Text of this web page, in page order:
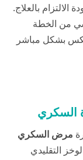
الالتزام بالعلاج.
من الخطة
بشكل مباشر
السكري
مرض السكري
التقليدي